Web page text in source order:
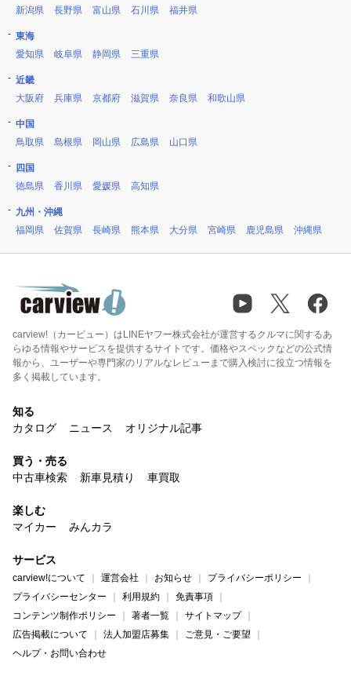
新潟県
長野県 富山県 石川県 福井県
東海
愛知県
岐阜県 静岡県 三重県
近畿
大阪府
兵庫県 京都府 滋賀県 奈良県 和歌山県
中国
鳥取県
島根県 岡山県 広島県 山口県
四国
徳島県
香川県 愛媛県 高知県
九州・沖縄
福岡県
佐賀県 長崎県 熊本県 大分県 宮崎県 鹿児島県 沖縄県
carview!（カービュー）はLINEヤフー株式会社が運営するクルマに関するあ
らゆる情報やサービスを提供するサイトです。価格やスペックなどの公式情
報から、ユーザーや専門家のリアルなレビューまで購入検討に役立つ情報を
多く掲載しています。
知る
カタログ
ニュース オリジナル記事
買う・売る
中古車検索
新車見積り 車買取
楽しむ
マイカー
みんカラ
サービス
carview!について 運営会社 お知らせ
プライバシーポリシー
プライバシーセンター
利用規約
免責事項
コンテンツ制作ポリシー
著者一覧
サイトマップ
広告掲載について
法人加盟店募集
ご意見・ご要望
ヘルプ・お問い合わせ